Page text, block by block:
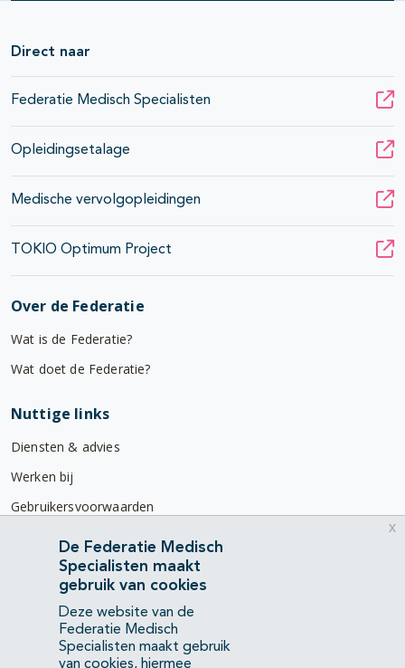
Direct naar
Federatie Medisch Specialisten
Opleidingsetalage
Medische vervolgopleidingen
TOKIO Optimum Project
Over de Federatie
Wat is de Federatie?
Wat doet de Federatie?
Nuttige links
Diensten & advies
Werken bij
Gebruikersvoorwaarden
Privacyverklaring
Contact
Mercatorlaan 1200
3528 BL Utrecht
De Federatie Medisch
Specialisten maakt
gebruik van cookies
Deze website van de
Federatie Medisch
Specialisten maakt gebruik
van cookies, hiermee
x